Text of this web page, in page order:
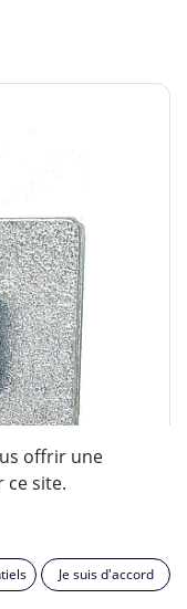
offrir une
ce site.
Je suis d'accord